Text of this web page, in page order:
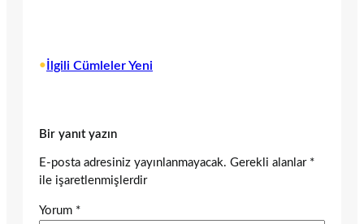
• İlgili Cümleler Yeni
Bir yanıt yazın
E-posta adresiniz yayınlanmayacak. Gerekli alanlar *
ile işaretlenmişlerdir
Yorum *